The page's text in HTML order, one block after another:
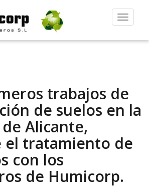
Alternar
trabajos de
de suelos en la
Alicante,
el tratamiento de
con los
de Humicorp.